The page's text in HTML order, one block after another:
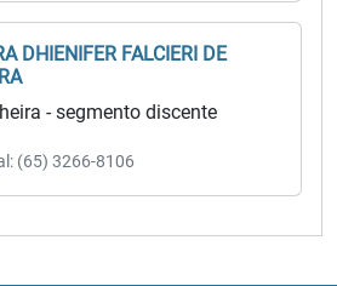
DHIENIFER FALCIERI DE
- segmento discente
(65) 3266-8106